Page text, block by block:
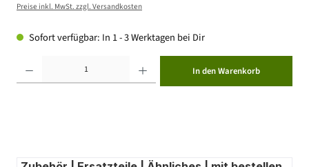
Preise inkl. MwSt. zzgl. Versandkosten
Sofort verfügbar: In 1 - 3 Werktagen bei Dir
In den Warenkorb